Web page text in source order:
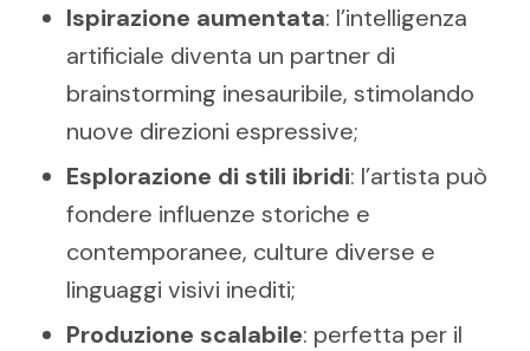
Ispirazione aumentata: l’intelligenza
artificiale diventa un partner di
brainstorming inesauribile, stimolando
nuove direzioni espressive;
Esplorazione di stili ibridi: l’artista può
fondere influenze storiche e
contemporanee, culture diverse e
linguaggi visivi inediti;
Produzione scalabile: perfetta per il